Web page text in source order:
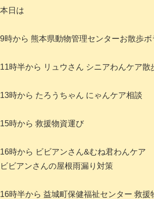
本日は
9時から 熊本県動物管理センターお散歩ボ
11時半から リュウさん シニアわんケア散
13時から たろうちゃん にゃんケア相談
15時から 救援物資運び
16時から ビビアンさん&むね君わんケア
ビビアンさんの屋根雨漏り対策
16時半から 益城町保健福祉センター 救援